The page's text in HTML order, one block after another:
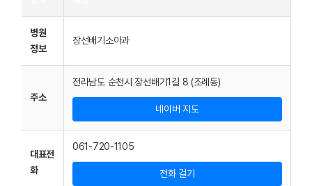
병원
정보
장선배기소아과
주소
전라남도 순천시 장선배기1길 8 (조례동)
네이버 지도
대표전
화
061-720-1105
전화 걸기